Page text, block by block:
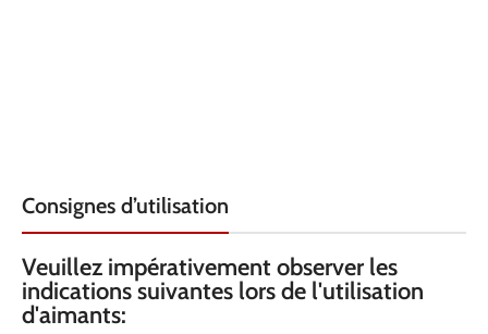
Consignes d’utilisation
Veuillez impérativement observer les
indications suivantes lors de l'utilisation
d'aimants: